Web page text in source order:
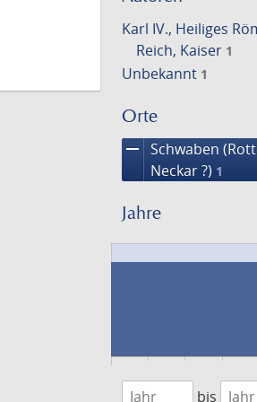
Karl IV., Heiliges
Reich, Kaiser 1
Unbekannt 1
Orte
remove
Schwaben
Neckar ?) 1
Jahre
1438
bis